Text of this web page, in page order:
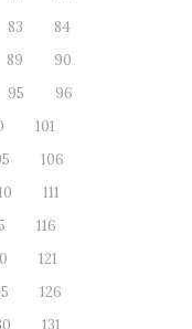
83
84
89
90
95
96
101
106
111
116
121
126